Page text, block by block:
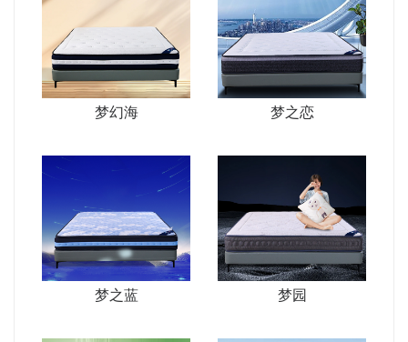
梦幻海 梦之恋
梦之蓝 梦园